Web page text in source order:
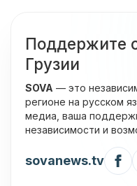
Поддержите
Грузии
SOVA — это
регионе на русском
медиа, ваша
независимости и
sovanews.tv